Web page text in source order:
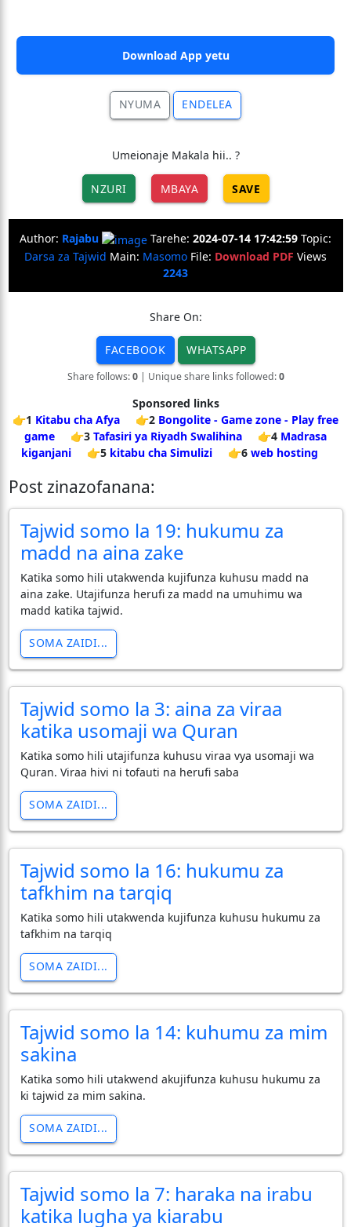
Download App yetu
NYUMA ENDELEA
Umeionaje Makala hii.. ?
NZURI MBAYA SAVE
Author: Rajabu Tarehe: 2024-07-14 17:42:59 Topic:
Darsa za Tajwid Main: Masomo File: Download PDF Views
2243
Share On:
FACEBOOK WHATSAPP
Share follows:0| Unique share links followed:0
Sponsored links
👉1 Kitabu cha Afya 👉2 Bongolite - Game zone - Play free
game
👉3 Tafasiri ya Riyadh Swalihina 👉4 Madrasa
kiganjani
👉5 kitabu cha Simulizi 👉6 web hosting
Post zinazofanana:
Tajwid somo la 19: hukumu za
madd na aina zake
Katika somo hili utakwenda kujifunza kuhusu madd na
aina zake. Utajifunza herufi za madd na umuhimu wa
madd katika tajwid.
SOMA ZAIDI...
Tajwid somo la 3: aina za viraa
katika usomaji wa Quran
Katika somo hili utajifunza kuhusu viraa vya usomaji wa
Quran. Viraa hivi ni tofauti na herufi saba
SOMA ZAIDI...
Tajwid somo la 16: hukumu za
tafkhim na tarqiq
Katika somo hili utakwenda kujifunza kuhusu hukumu za
tafkhim na tarqiq
SOMA ZAIDI...
Tajwid somo la 14: kuhumu za mim
sakina
Katika somo hili utakwend akujifunza kuhusu hukumu za
ki tajwid za mim sakina.
SOMA ZAIDI...
Tajwid somo la 7: haraka na irabu
katika lugha ya kiarabu